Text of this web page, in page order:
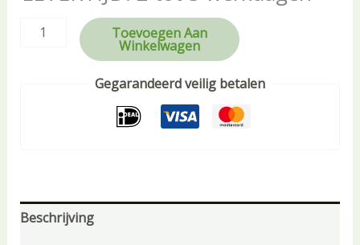
Toevoegen Aan
Winkelwagen
Gegarandeerd veilig betalen
Beschrijving